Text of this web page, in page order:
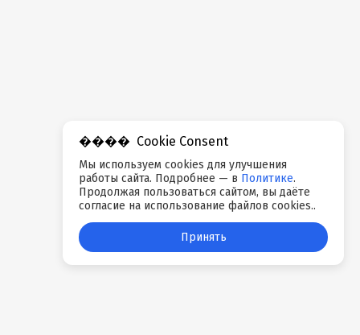
Cookie Consent
Мы используем cookies для улучшения
работы сайта. Подробнее — в Политике.
Продолжая пользоваться сайтом, вы даёте
согласие на использование файлов cookies..
Принять